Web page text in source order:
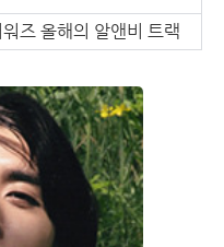
즈 올해의 알앤비 트랙